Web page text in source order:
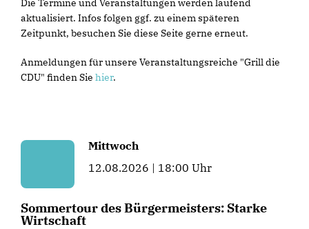
Die Termine und Veranstaltungen werden laufend
aktualisiert. Infos folgen ggf. zu einem späteren
Zeitpunkt, besuchen Sie diese Seite gerne erneut.
Anmeldungen für unsere Veranstaltungsreiche "Grill die
CDU" finden Sie hier.
Mittwoch
12.08.2026 | 18:00 Uhr
Sommertour des Bürgermeisters: Starke
Wirtschaft